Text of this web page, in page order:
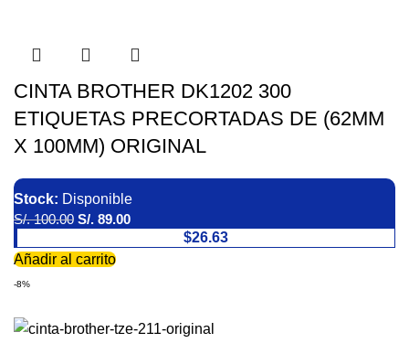
CINTA BROTHER DK1202 300
ETIQUETAS PRECORTADAS DE (62MM
X 100MM) ORIGINAL
Stock: Disponible
S/.100.00 S/. 89.00
$26.63
Añadir al carrito
-8%